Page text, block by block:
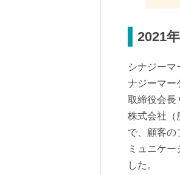
2021
シナジーマ
ナジーマー
取締役会長
株式会社（
で、顧客の
ミュニケ
した。